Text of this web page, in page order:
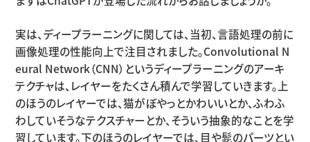
実は、ディープラーニングに関しては、当初、言語処理の前に
画像処理の性能向上で注目されました。Convolutional N
eural Network（CNN）というディープラーニングのアーキ
テクチャは、レイヤーをたくさん積んで学習していきます。上
のほうのレイヤーでは、猫がぼやっとかわいいとか、ふわふ
わしていそうなテクスチャーとか、そういう抽象的なことを学
習しています。下のほうのレイヤーでは、目や髭のパーツとい